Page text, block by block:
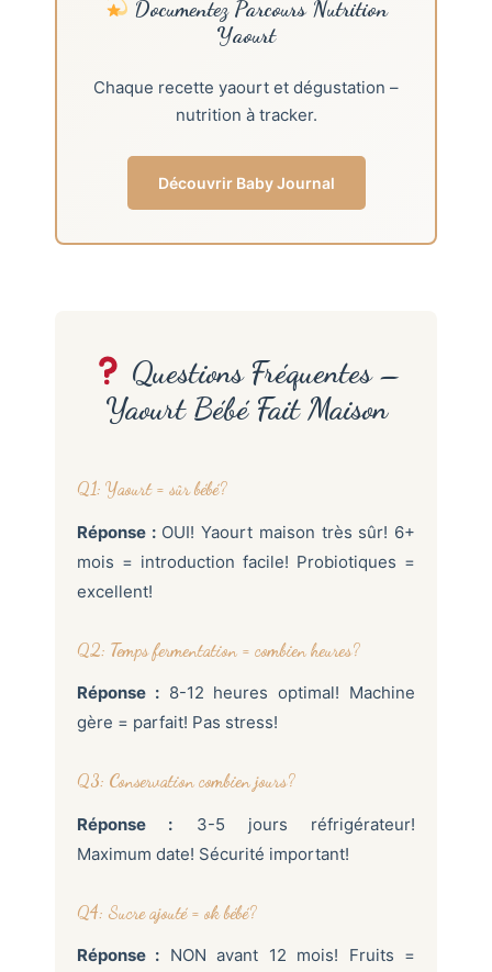
Documentez Parcours Nutrition
Yaourt
Chaque recette yaourt et dégustation –
nutrition à tracker.
Découvrir Baby Journal
Questions Fréquentes –
Yaourt Bébé Fait Maison
Q1: Yaourt = sûr bébé?
Réponse :OUI! Yaourt maison très sûr! 6+
mois = introduction facile! Probiotiques =
excellent!
Q2: Temps fermentation = combien heures?
Réponse :8-12 heures optimal! Machine
gère = parfait! Pas stress!
Q3: Conservation combien jours?
Réponse : 3-5 jours réfrigérateur!
Maximum date! Sécurité important!
Q4: Sucre ajouté = ok bébé?
Réponse : NON avant 12 mois! Fruits =